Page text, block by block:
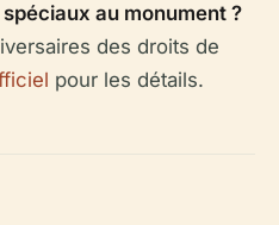
au monument ?
des droits de
pour les détails.